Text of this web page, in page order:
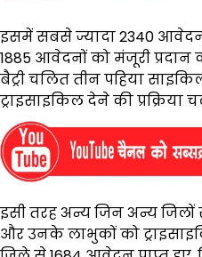
इसमें सबसे ज्यादा 2340
1885 आवेदनों को मंजूरी
बैट्री चलित तीन पहिया
ट्राइसाइकिल देने की प्रक्रिया
इसी तरह अन्य जिन अन्य जिलों
और उनके लाभुकों को